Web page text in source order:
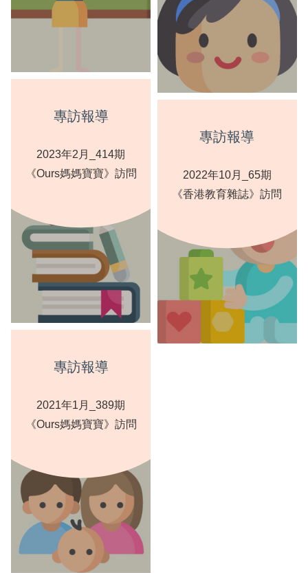
專訪報導
2023年2月_414期
《Ours媽媽寶寶》訪問
專訪報導
2022年10月_65期
《香港教育雜誌》訪問
專訪報導
2021年1月_389期
《Ours媽媽寶寶》訪問